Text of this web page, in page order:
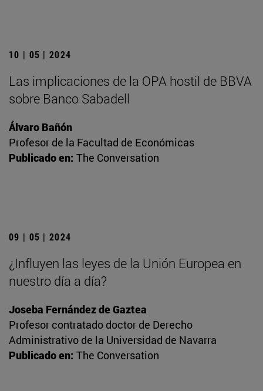
10 | 05 | 2024
Las implicaciones de la OPA hostil de BBVA
sobre Banco Sabadell
Álvaro Bañón
Profesor de la Facultad de Económicas
Publicado en: The Conversation
09 | 05 | 2024
¿Influyen las leyes de la Unión Europea en
nuestro día a día?
Joseba Fernández de Gaztea
Profesor contratado doctor de Derecho
Administrativo de la Universidad de Navarra
Publicado en: The Conversation